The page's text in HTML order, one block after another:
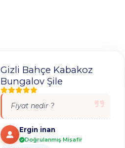
Gizli Bahçe Kabakoz
Bungalov Şile
Fiyat nedir ?
Ergin inan
Doğrulanmış Misafir